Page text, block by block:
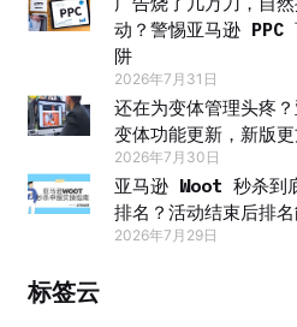
动？警惕亚马逊 PPC
阱
2026年7月31日
还在为变体管理头疼
变体功能更新，新版更
2026年7月30日
亚马逊 Woot 秒杀到
排名？活动结束后排名
2026年7月29日
标签云